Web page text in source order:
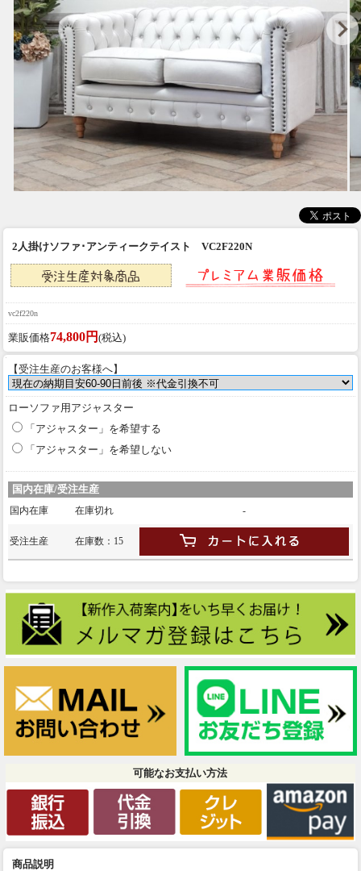
2人掛けソファ･アンティークテイスト VC2F220N
vc2f220n
業販価格74,800円 (税込)
【受注生産のお客様へ】
ローソファ用アジャスター
「アジャスター」を希望する
「アジャスター」を希望しない
国内在庫/受注生産
国内在庫 在庫切れ -
受注生産 在庫数：15
可能なお支払い方法
商品説明